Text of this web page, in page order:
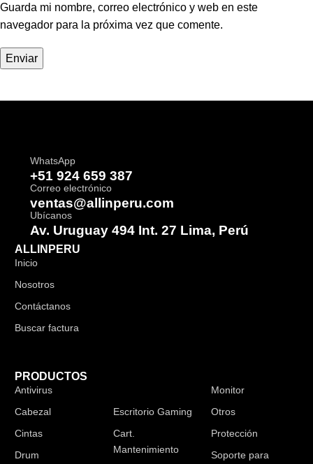
Guarda mi nombre, correo electrónico y web en este
navegador para la próxima vez que comente.
WhatsApp
+51 924 659 387
Correo electrónico
ventas@allinperu.com
Ubícanos
Av. Uruguay 494 Int. 27 Lima, Perú
ALLINPERU
Inicio
Nosotros
Contáctanos
Buscar factura
PRODUCTOS
Antivirus
Cabezal
Cintas
Drum
Escritorio Gaming
Cart.
Mantenimiento
Monitor
Otros
Protección
Soporte para